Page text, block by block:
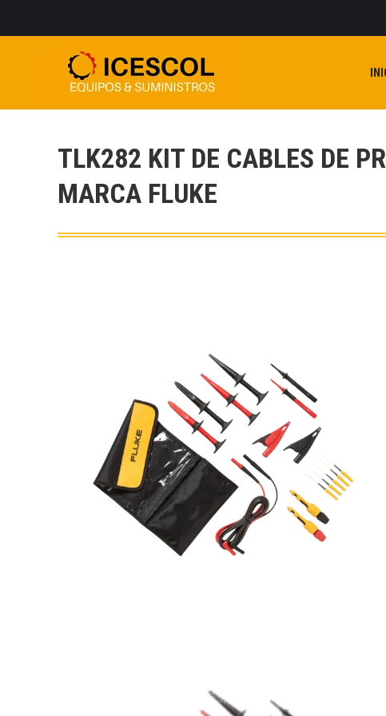
TLK282 KIT DE CABLES DE
MARCA FLUKE